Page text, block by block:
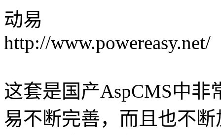
动易
http://www.powereasy.net/
这套是国产AspCMS中
易不断完善，而且也不